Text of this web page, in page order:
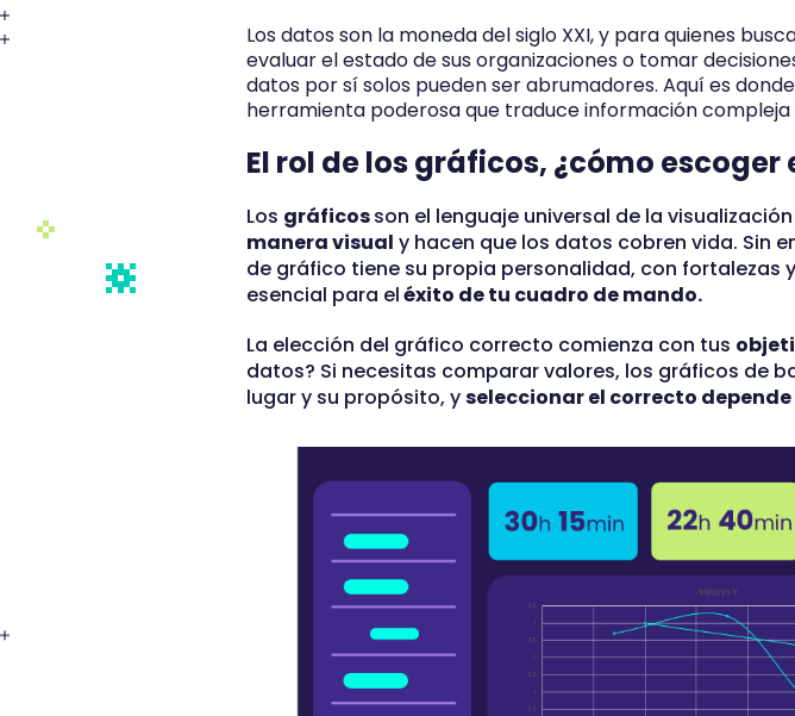
Los datos son la moneda del siglo XXI, y para quienes
evaluar el estado de sus organizaciones o tomar
datos por sí solos pueden ser abrumadores. Aquí es
herramienta poderosa que traduce información
El rol de los gráficos, ¿cómo
Los gráficosson el lenguaje universal de la
manera visual y hacen que los datos cobren vida. Sin
de gráfico tiene su propia personalidad, con fortalezas
esencial para eléxito de tu cuadro de mando.
La elección del gráfico correcto comienza con tus
datos? Si necesitas comparar valores, los gráficos de
lugar y su propósito, yseleccionar el correcto